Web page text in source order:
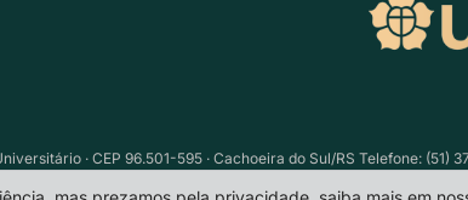
· CEP 96.501-595 · Cachoeira do Sul/RS Telefone: (51)